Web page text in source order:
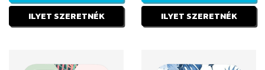
ILYET SZERETNÉK
ILYET SZERETNÉK